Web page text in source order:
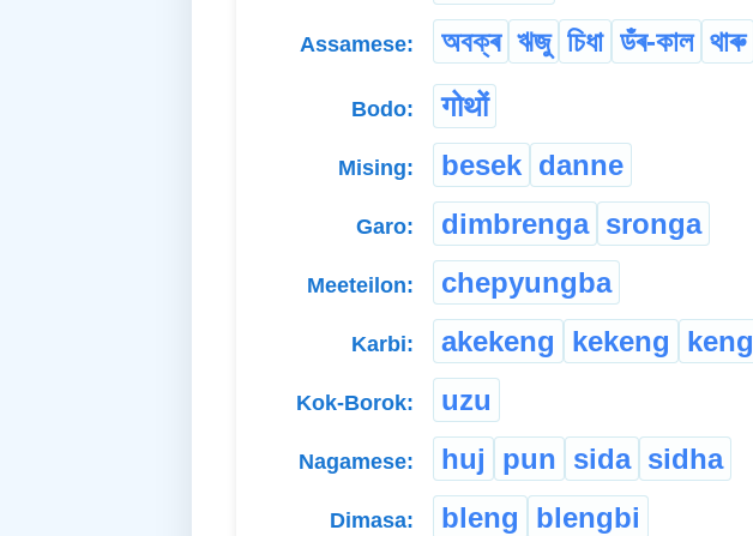
Assamese: অবক্ৰ ঋজু চিধা ডঁৰ-কাল থাৰু
Bodo: गोथों
Mising: besek danne
Garo: dimbrenga sronga
Meeteilon: chepyungba
Karbi: akekeng kekeng keng
Kok-Borok: uzu
Nagamese: huj pun sida sidha
Dimasa: bleng blengbi